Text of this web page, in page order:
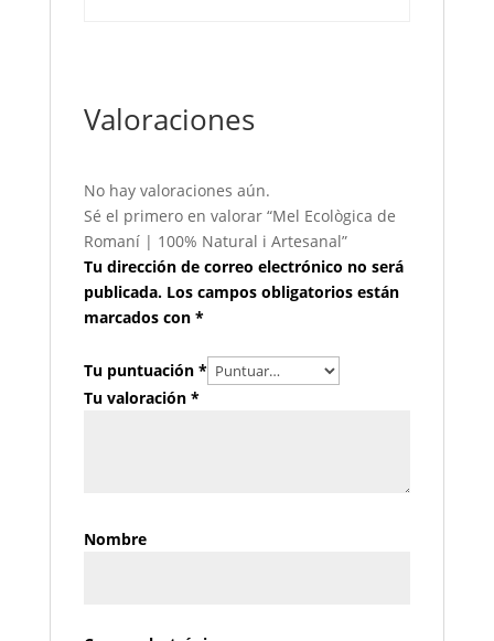
Valoraciones
No hay valoraciones aún.
Sé el primero en valorar “Mel Ecològica de
Romaní | 100% Natural i Artesanal”
Tu dirección de correo electrónico no será
publicada. Los campos obligatorios están
marcados con *
Tu puntuación *
Tu valoración *
Nombre